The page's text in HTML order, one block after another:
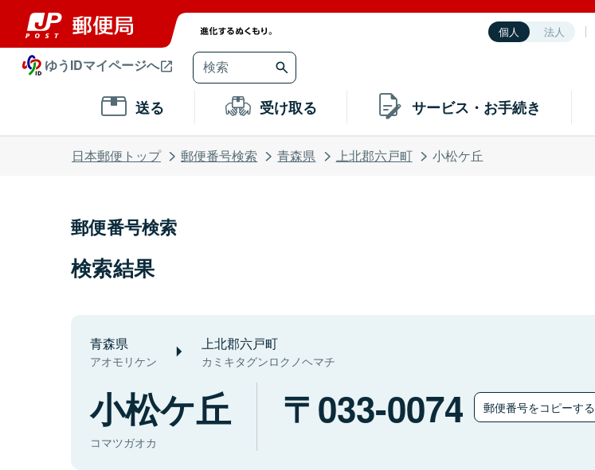
個人 法人
ゆうIDマイページへ
送る 受け取る サービス・お手続き
日本郵便トップ 郵便番号検索 青森県 上北郡六戸町 小松ケ丘
郵便番号検索
検索結果
青森県
アオモリケン
上北郡六戸町
カミキタグンロクノヘマチ
小松ケ丘
コマツガオカ
033-0074 郵便番号をコピーする